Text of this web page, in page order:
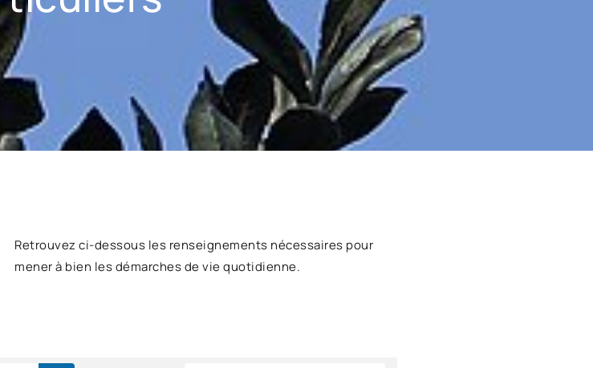
Retrouvez ci-dessous les renseignements nécessaires pour
mener à bien les démarches de vie quotidienne.